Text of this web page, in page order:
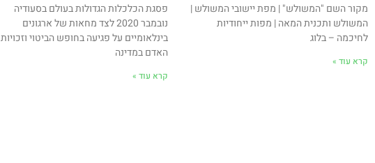
מקור השם "המשולש" | מפת יישובי המשולש |
המשולש ותכנית המאה | מפות ייחודיות
לחיכמה – בלוג​
קרא עוד »
פסגת הכלכלות הגדולות בעולם בסעודיה
נובמבר 2020 לצד מחאות של ארגונים
בינלאומיים על פגיעה בחופש הביטוי וזכויות
האדם במדינה
קרא עוד »